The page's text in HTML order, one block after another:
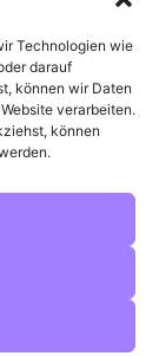
Technologien wie
darauf
können wir Daten
verarbeiten.
können